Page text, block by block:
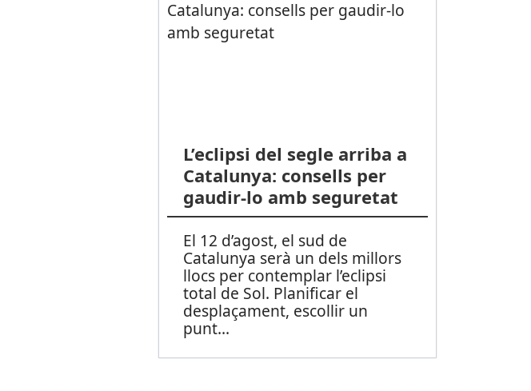
L’eclipsi del segle arriba a
Catalunya: consells per
gaudir-lo amb seguretat
El 12 d’agost, el sud de
Catalunya serà un dels millors
llocs per contemplar l’eclipsi
total de Sol. Planificar el
desplaçament, escollir un
punt...